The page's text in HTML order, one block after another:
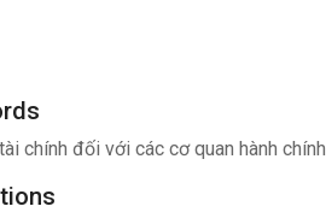
chính đối với các cơ quan hành chính